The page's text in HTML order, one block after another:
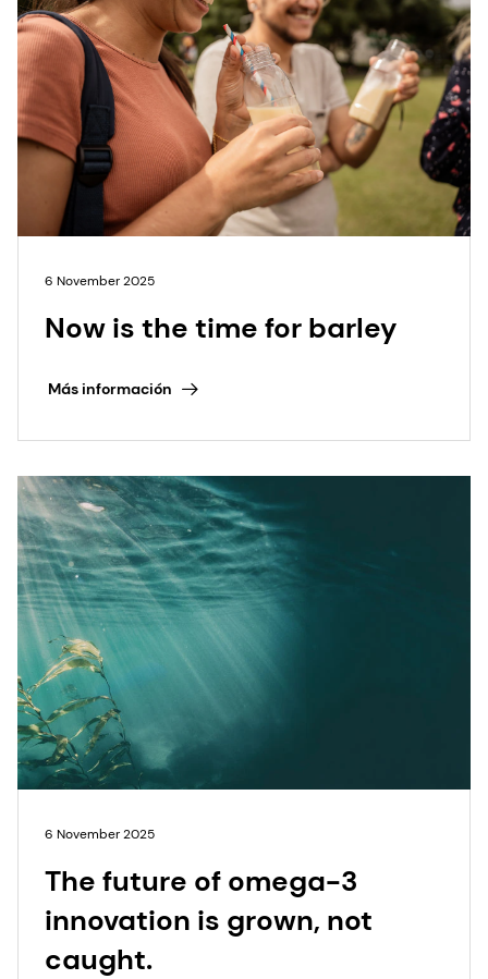
6 November 2025
Now is the time for barley
Más información
6 November 2025
The future of omega-3
innovation is grown, not
caught.